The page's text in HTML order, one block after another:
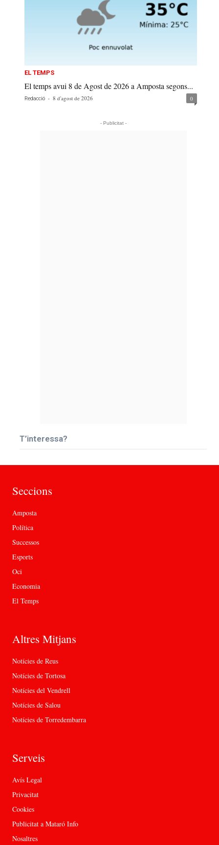
EL TEMPS
El temps avui 8 de Agost de 2026 a Amposta segons...
Redacció - 8 d'agost de 2026 0
- Publicitat -
T’interessa?
Seccions
Amposta
Política
Successos
Esports
Oci
Economia
El Temps
Altres Mitjans
Notícies de Reus
Notícies de Tortosa
Notícies del Vendrell
Notícies de Salou
Notícies de Torredembarra
Serveis
Avís Legal
Privacitat
Cookies
Publicitat a Mataró Info
Nosaltres